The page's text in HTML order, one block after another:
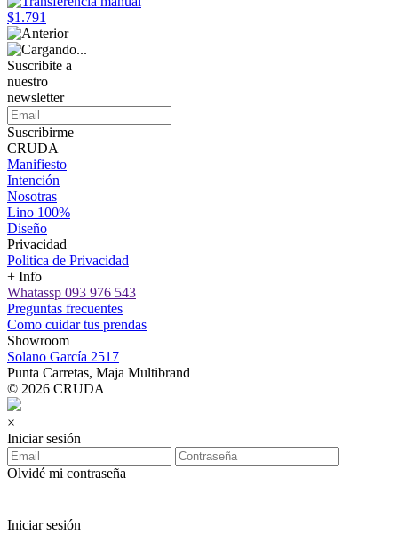
$1.791
Suscribite a
nuestro
newsletter
Suscribirme
CRUDA
Manifiesto
Intención
Nosotras
Lino 100%
Diseño
Privacidad
Politica de Privacidad
+ Info
Whatassp 093 976 543
Preguntas frecuentes
Como cuidar tus prendas
Showroom
Solano García 2517
Punta Carretas, Maja Multibrand
© 2026 CRUDA
×
Iniciar sesión
Olvidé mi contraseña
Iniciar sesión